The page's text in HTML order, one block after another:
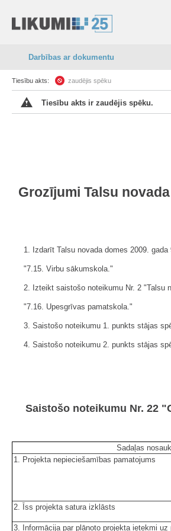
Darbības ar dokumentu
Tiesību akts: zaudējis spēku
Tiesību akts ir zaudējis spēku.
Grozījumi Talsu
1. Izdarīt Talsu novada domes 2009.
"7.15. Virbu sākumskola."
2. Izteikt saistošo noteikumu Nr. 2 "Talsu
"7.16. Upesgrīvas pamatskola."
3. Saistošo noteikumu 1. punkts stājas
4. Saistošo noteikumu 2. punkts stājas
Saistošo noteikumu Nr. 22
Sadaļas
1. Projekta nepieciešamības pamatojums
2. Īss projekta satura izklāsts
3. Informācija par plānoto projekta ietekmi